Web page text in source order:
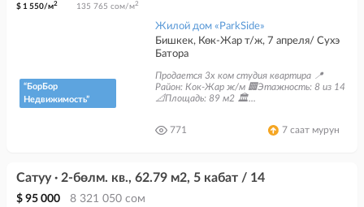
$ 1 550/м2 135 765 сом/м2
“БорБор
Недвижимость”
Жилой дом «ParkSide»
Бишкек, Көк-Жар т/ж, 7 апреля/ Сухэ
Батора
Продается 3х ком студия квартира 📍
Район: Кок-Жар ж/м 🏢Этажность: 8 из 14
📐Площадь: 89 м2 🏛️...
771 7 саат мурун
Сатуу · 2-бөлм. кв., 62.79 м2, 5 кабат / 14
$ 95 000 8 321 050 сом